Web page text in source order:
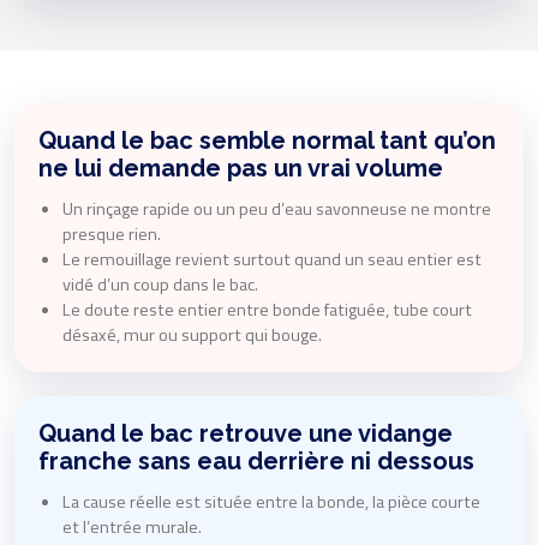
Quand le bac semble normal tant qu’on
ne lui demande pas un vrai volume
Un rinçage rapide ou un peu d’eau savonneuse ne montre
presque rien.
Le remouillage revient surtout quand un seau entier est
vidé d’un coup dans le bac.
Le doute reste entier entre bonde fatiguée, tube court
désaxé, mur ou support qui bouge.
Quand le bac retrouve une vidange
franche sans eau derrière ni dessous
La cause réelle est située entre la bonde, la pièce courte
et l’entrée murale.